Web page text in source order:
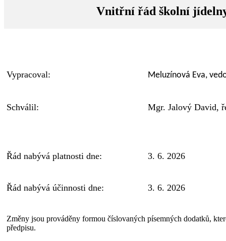
Vnitřní řád školní
Vypracoval: Meluzínová Eva,
Schválil: Mgr. Jalový David,
Řád nabývá platnosti dne: 3. 6. 2026
Řád nabývá účinnosti dne: 3. 6. 2026
Změny jsou prováděny formou číslovaných písemných dodatků,
předpisu.